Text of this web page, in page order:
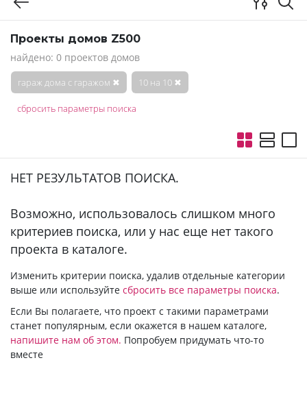
Проекты домов Z500
найдено: 0 проектов домов
гараж дома с гаражом ✖ 10 на 10 ✖
сбросить параметры поиска
НЕТ РЕЗУЛЬТАТОВ ПОИСКА.
Bозможно, использовалось слишком много
критериев поиска, или у нас еще нет такого
проекта в каталоге.
Изменить критерии поиска, удалив отдельные категории
выше или используйте сбросить все параметры поиска.
Если Вы полагаете, что проект с такими параметрами
станет популярным, если окажется в нашем каталоге,
напишите нам об этом. Попробуем придумать что-то
вместе